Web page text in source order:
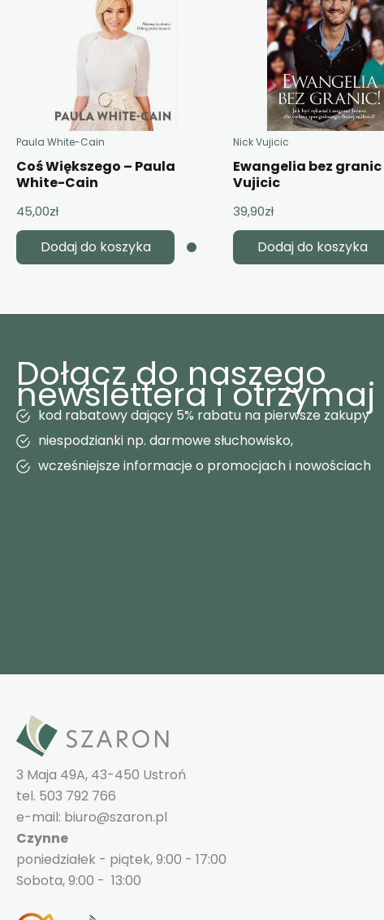
Paula White-Cain
Coś Większego – Paula
White-Cain
45,00zł
Dodaj do koszyka
Nick Vujicic
Ewangelia bez granic
Vujicic
39,90zł
Dodaj do koszyka
Dołącz do naszego
newslettera i otrzymaj
kod rabatowy dający 5% rabatu na pierwsze zakupy
niespodzianki np. darmowe słuchowisko,
wcześniejsze informacje o promocjach i nowościach
3 Maja 49A, 43-450 Ustroń
tel. 503 792 766
e-mail: biuro@szaron.pl
Czynne
poniedziałek - piątek, 9:00 - 17:00
Sobota, 9:00 - 13:00